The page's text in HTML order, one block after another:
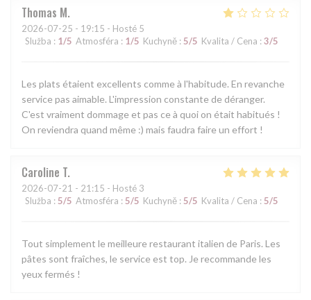
Thomas M
2026-07-25 - 19:15 - Hosté 5
Služba : 1/5 Atmosféra : 1/5 Kuchyně : 5/5 Kvalita / Cena : 3/5
Les plats étaient excellents comme à l'habitude. En revanche
service pas aimable. L'impression constante de déranger.
C'est vraiment dommage et pas ce à quoi on était habitués !
On reviendra quand même :) mais faudra faire un effort !
Caroline T
2026-07-21 - 21:15 - Hosté 3
Služba : 5/5 Atmosféra : 5/5 Kuchyně : 5/5 Kvalita / Cena : 5/5
Tout simplement le meilleure restaurant italien de Paris. Les
pâtes sont fraîches, le service est top. Je recommande les
yeux fermés !